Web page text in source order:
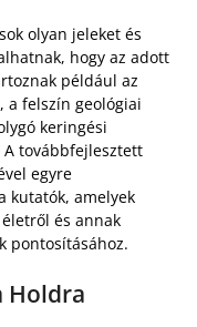
olyan jeleket és
hogy az adott
például az
a felszín geológiai
keringési
A továbbfejlesztett
egyre
kutatók, amelyek
és annak
pontosításához.
Holdra